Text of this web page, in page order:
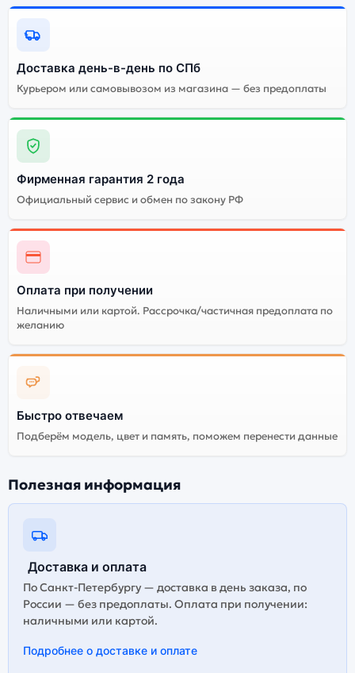
Ознакомиться с детальными характеристиками Apple
можно ниже, в разделе «Характеристики». Если
выбранной конфигурации нет в наличии — оформите
сроки. Доступна экспресс-доставка по Санкт-
Петербургу и самовывоз.
Почему стоит купить планшет Apple
iPad Pro 13 (2024) 512Gb Cellular
Silver (Серебристый):
Качественный экран Системная оболочка
цветов и моделей
сборки
512Gb Cellular Silver
(Серебристый)
Существует не оригинальная и оригинальная версия
планшета Apple iPad Pro 13 (2024) 512Gb Cellular
оригинальной версию — она полностью
оригинальная версия может стоить дешевле, но
Доставка день-в-день по СПб
Курьером или самовывозом из магазина — без предоплаты
Фирменная гарантия 2 года
Официальный сервис и обмен по закону РФ
Оплата при получении
Наличными или картой. Рассрочка/частичная предоплата по
желанию
Быстро отвечаем
Подберём модель, цвет и память, поможем перенести данные
Полезная информация
Доставка и оплата
По Санкт-Петербургу — доставка в день заказа, по
России — без предоплаты. Оплата при получении:
наличными или картой.
Подробнее о доставке и оплате